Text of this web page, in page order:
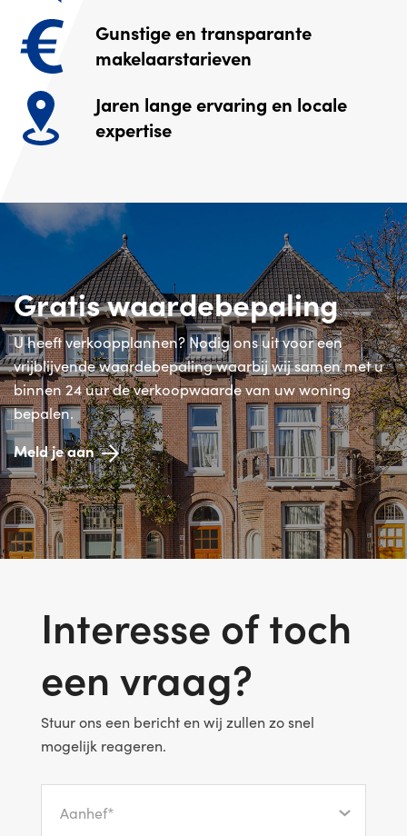
Gunstige en transparante
makelaarstarieven
Jaren lange ervaring en locale
expertise
Gratis waardebepaling
U heeft verkoopplannen? Nodig ons uit voor een
vrijblijvende waardebepaling waarbij wij samen met u
binnen 24 uur de verkoopwaarde van uw woning
bepalen.
Meld je aan
Interesse of toch
een vraag?
Stuur ons een bericht en wij zullen zo snel
mogelijk reageren.
Aanhef*